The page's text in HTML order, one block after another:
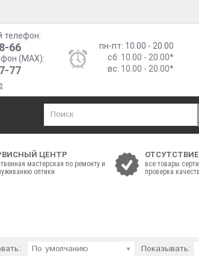
телефон:
66
(MAX):
77
пн-пт: 10.00 - 20.00
сб: 10.00 - 20.00*
вс: 10.00 - 20.00*
ЦЕНТР
мастерская по ремонту и
оптики
все товары
проверка
По умолчанию Показывать: